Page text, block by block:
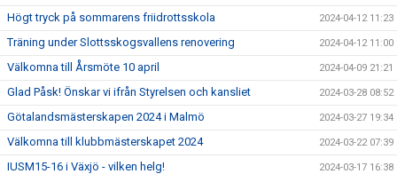
Högt tryck på sommarens friidrottsskola 2024-04-12 11:23
Träning under Slottsskogsvallens renovering 2024-04-12 11:00
Välkomna till Årsmöte 10 april 2024-04-09 21:21
Glad Påsk! Önskar vi ifrån Styrelsen och kansliet 2024-03-28 08:52
Götalandsmästerskapen 2024 i Malmö 2024-03-27 19:34
Välkomna till klubbmästerskapet 2024 2024-03-22 07:39
IUSM15-16 i Växjö - vilken helg! 2024-03-17 16:38